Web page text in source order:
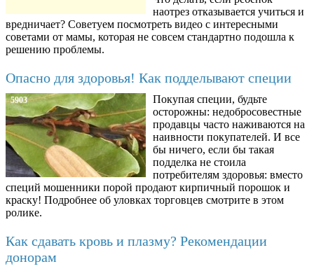
наотрез отказывается учиться и
вредничает? Советуем посмотреть видео с интересными
советами от мамы, которая не совсем стандартно подошла к
решению проблемы.
Опасно для здоровья! Как подделывают специи
5903
Покупая специи, будьте
осторожны: недобросовестные
продавцы часто наживаются на
наивности покупателей. И все
бы ничего, если бы такая
подделка не стоила
потребителям здоровья: вместо
специй мошенники порой продают кирпичный порошок и
краску! Подробнее об уловках торговцев смотрите в этом
ролике.
Как сдавать кровь и плазму? Рекомендации
донорам